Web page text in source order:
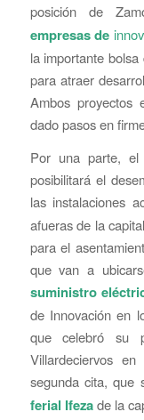
posición de
empresas de
la importante
para atraer
Ambos proyectos
dado pasos en
Por una parte, el
posibilitará el
las instalaciones
afueras de la
para el
que van a
suministro
de Innovación en
que celebró su
Villardeciervos
segunda cita, que
ferial Ifezade la